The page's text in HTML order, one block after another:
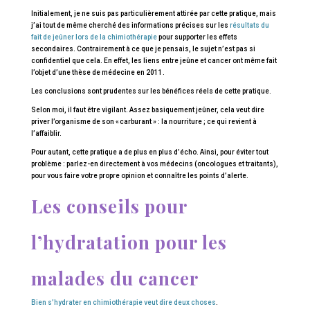
Initialement, je ne suis pas particulièrement attirée par cette pratique, mais
j’ai tout de même cherché des informations précises sur les résultats du
fait de jeûner lors de la chimiothérapiepour supporter les effets
secondaires. Contrairement à ce que je pensais, le sujet n’est pas si
confidentiel que cela. En effet, les liens entre jeûne et cancer ont même fait
l’objet d’une thèse de médecine en 2011.
Les conclusions sont prudentes sur les bénéfices réels de cette pratique.
Selon moi, il faut être vigilant. Assez basiquement jeûner, cela veut dire
priver l’organisme de son « carburant » : la nourriture ; ce qui revient à
l’affaiblir.
Pour autant, cette pratique a de plus en plus d’écho. Ainsi, pour éviter tout
problème : parlez-en directement à vos médecins (oncologues et traitants),
pour vous faire votre propre opinion et connaître les points d’alerte.
Les conseils pour
l’hydratation pour les
malades du cancer
Bien s’hydrater en chimiothérapie veut dire deux choses.